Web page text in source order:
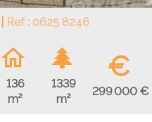
Ref : 0625 8246
136
m²
1339
m²
€
299 000 €